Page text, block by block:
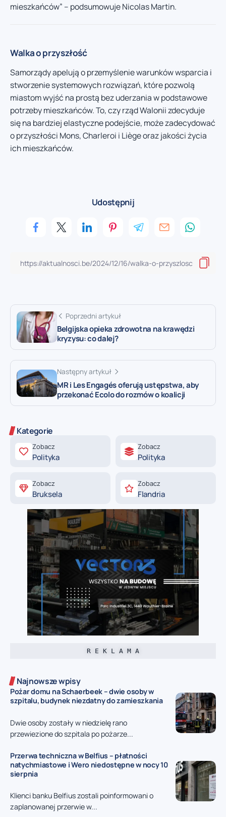
mieszkańców” – podsumowuje Nicolas Martin.
Walka o przyszłość
Samorządy apelują o przemyślenie warunków wsparcia i
stworzenie systemowych rozwiązań, które pozwolą
miastom wyjść na prostą bez uderzania w podstawowe
potrzeby mieszkańców. To, czy rząd Walonii zdecyduje
się na bardziej elastyczne podejście, może zadecydować
o przyszłości Mons, Charleroi i Liège oraz jakości życia
ich mieszkańców.
Udostępnij
Poprzedni artykuł
Belgijska opieka zdrowotna na krawędzi
kryzysu: co dalej?
Następny artykuł
MR i Les Engagés oferują ustępstwa, aby
przekonać Ecolo do rozmów o koalicji
Kategorie
Zobacz
Polityka
Zobacz
Polityka
Zobacz
Bruksela
Zobacz
Flandria
R E K L A M A
Najnowsze wpisy
Pożar domu na Schaerbeek – dwie osoby w
szpitalu, budynek niezdatny do zamieszkania
Dwie osoby zostały w niedzielę rano
przewiezione do szpitala po pożarze...
Przerwa techniczna w Belfius – płatności
natychmiastowe i Wero niedostępne w nocy 10
sierpnia
Klienci banku Belfius zostali poinformowani o
zaplanowanej przerwie w...